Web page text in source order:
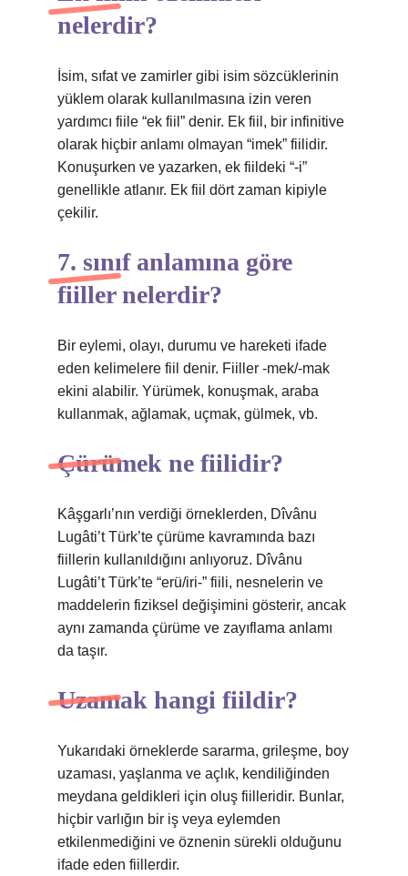
nelerdir?
İsim, sıfat ve zamirler gibi isim sözcüklerinin
yüklem olarak kullanılmasına izin veren
yardımcı fiile “ek fiil” denir. Ek fiil, bir infinitive
olarak hiçbir anlamı olmayan “imek” fiilidir.
Konuşurken ve yazarken, ek fiildeki “-i”
genellikle atlanır. Ek fiil dört zaman kipiyle
çekilir.
7. sınıf anlamına göre
fiiller nelerdir?
Bir eylemi, olayı, durumu ve hareketi ifade
eden kelimelere fiil denir. Fiiller -mek/-mak
ekini alabilir. Yürümek, konuşmak, araba
kullanmak, ağlamak, uçmak, gülmek, vb.
Çürümek ne fiilidir?
Kâşgarlı’nın verdiği örneklerden, Dîvânu
Lugâti’t Türk’te çürüme kavramında bazı
fiillerin kullanıldığını anlıyoruz. Dîvânu
Lugâti’t Türk’te “erü/iri-” fiili, nesnelerin ve
maddelerin fiziksel değişimini gösterir, ancak
aynı zamanda çürüme ve zayıflama anlamı
da taşır.
Uzamak hangi fiildir?
Yukarıdaki örneklerde sararma, grileşme, boy
uzaması, yaşlanma ve açlık, kendiliğinden
meydana geldikleri için oluş fiilleridir. Bunlar,
hiçbir varlığın bir iş veya eylemden
etkilenmediğini ve öznenin sürekli olduğunu
ifade eden fiillerdir.